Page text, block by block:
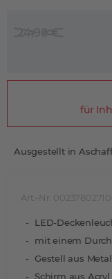
Art.-Nr.
LED-
mit einem
Gestell aus
Schirm aus Acryl
für
Ausgestellt in